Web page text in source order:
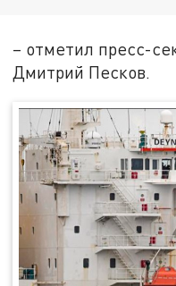
– отметил пресс-
Дмитрий Песков.